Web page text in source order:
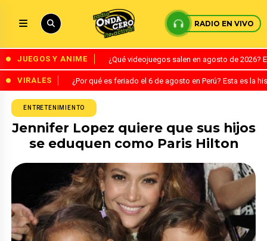
RADIO EN VIVO
JUEGOS Y ANIME ¿Qué videojuegos salen en agosto de
VIRALES ¿Por qué es feriado el 6 de agosto en Perú? Esta es la
ENTRETENIMIENTO
Jennifer Lopez quiere que sus hijos
se eduquen como Paris Hilton